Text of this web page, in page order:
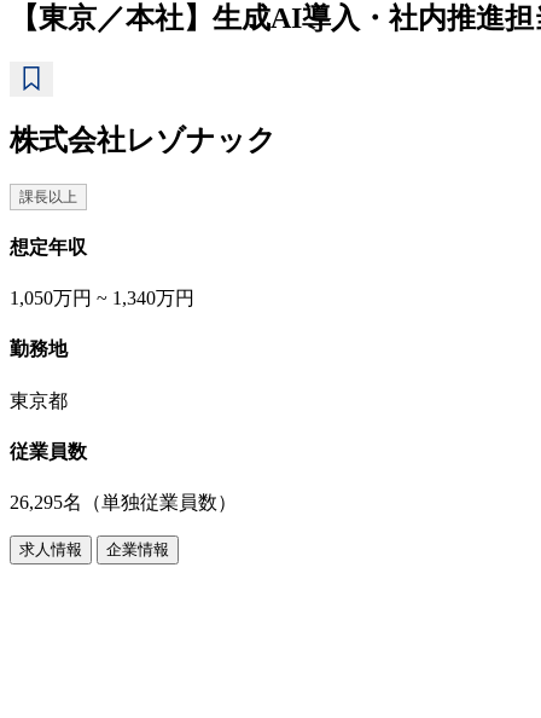
【東京／本社】生成AI導入・社内推進
株式会社レゾナック
課長以上
想定年収
1,050万円 ~ 1,340万円
勤務地
東京都
従業員数
26,295名（単独従業員数）
求人情報 企業情報